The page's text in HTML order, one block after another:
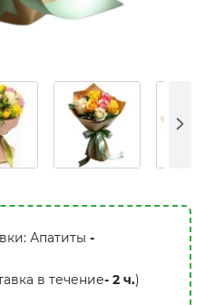
Апатиты -
в течение- 2 ч.)